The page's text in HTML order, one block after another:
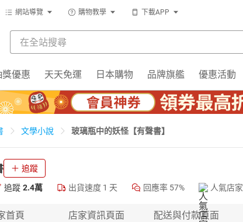
網站導覽 購物教學 下載APP
獎優惠 天天免運 日本購物 品牌旗艦 優惠活動
文學小說 玻璃瓶中的妖怪【有聲書】
追蹤
追蹤 2.4萬 出貨速度 1 天 回應率 57% 人氣店家
首頁 店家資訊頁面 配送與付款頁面